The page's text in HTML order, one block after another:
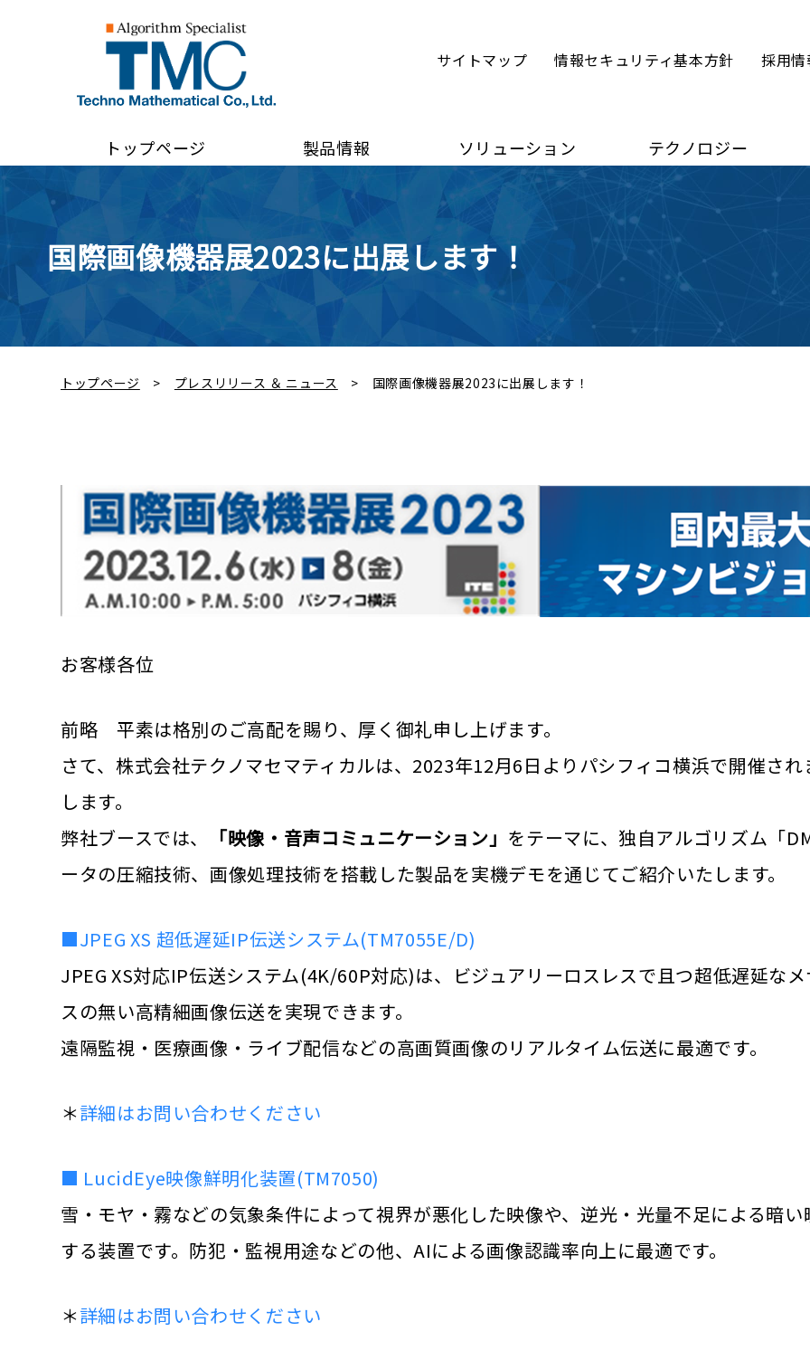
サイトマップ 情報セキュリティ基本方針 採用
トップページ 製品情報 ソリューション テクノロジー
国際画像機器展2023に出展します！
トップページ プレスリリース ＆ ニュース 国際画像機器展2023に出展します！
お客様各位
前略 平素は格別のご高配を賜り、厚く御礼申し上げます。
さて、株式会社テクノマセマティカルは、2023年12月6日よりパシフィコ横浜で開催さ
します。
弊社ブースでは、
「映像・音声コミュニケーション」 をテーマに、独自アルゴリズム「
ータの圧縮技術、画像処理技術を搭載した製品を実機デモを通じてご紹介いたします。
■JPEG XS 超低遅延IP伝送システム(TM7055E/D)
JPEG XS対応IP伝送システム(4K/60P対応)は、ビジュアリーロスレスで且つ超低遅延な
スの無い高精細画像伝送を実現できます。
遠隔監視・医療画像・ライブ配信などの高画質画像のリアルタイム伝送に最適です。
＊詳細はお問い合わせください
■ LucidEye映像鮮明化装置(TM7050)
雪・モヤ・霧などの気象条件によって視界が悪化した映像や、逆光・光量不足による暗
する装置です。防犯・監視用途などの他、AIによる画像認識率向上に最適です。
＊詳細はお問い合わせください